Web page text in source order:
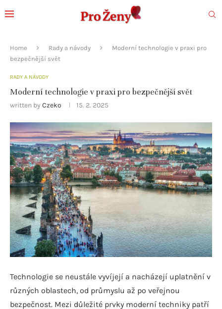
Home Rady a návody
Moderní technologie v praxi pro
bezpečnější svět
RADY A NÁVODY
Moderní technologie v praxi pro bezpečnější svět
written by Czeko 15. 2. 2025
Technologie se neustále vyvíjejí a nacházejí uplatnění v
různých oblastech, od průmyslu až po veřejnou
bezpečnost. Mezi důležité prvky moderní techniky patří